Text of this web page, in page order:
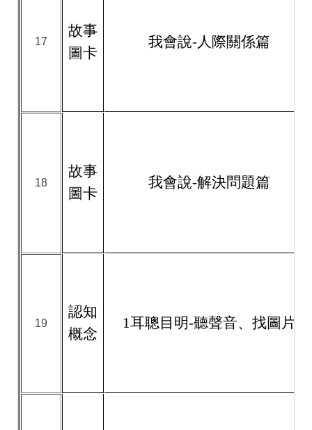
17
故事
圖卡
我會說-人際關係篇
18
故事
圖卡
我會說-解決問題篇
19
認知
概念
1耳聰目明-聽聲音、找圖片